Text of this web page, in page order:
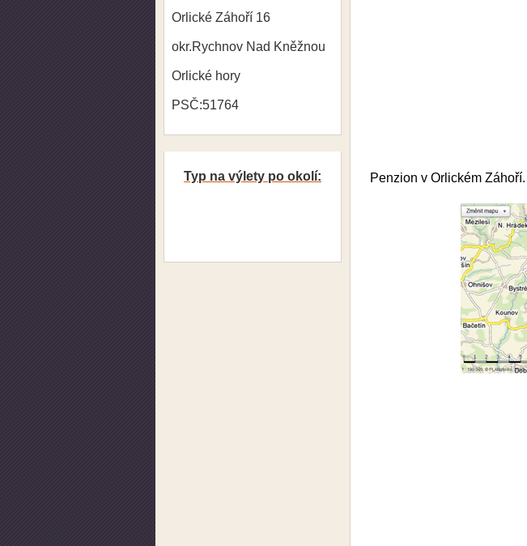
Orlické Záhoří 16
okr.Rychnov Nad Kněžnou
Orlické hory
PSČ:51764
Typ na výlety po okolí: Penzion v Orlickém Záhoří.